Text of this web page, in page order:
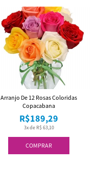
COMPRAR
3x de R$ 63,10
R$189,29
Arranjo De 12 Rosas Coloridas
Copacabana